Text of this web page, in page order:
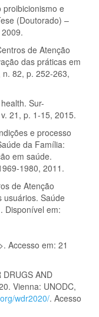
proibicionismo e
(Doutorado) –
de Atenção
das práticas em
82, p. 252-263,
Sur-
21, p. 1-15, 2015.
e processo
da Família:
em saúde.
1980, 2011.
de Atenção
usuários. Saúde
Disponível em:
>. Accesso em: 21
DRUGS AND
Vienna: UNODC,
wdr2020/. Acesso